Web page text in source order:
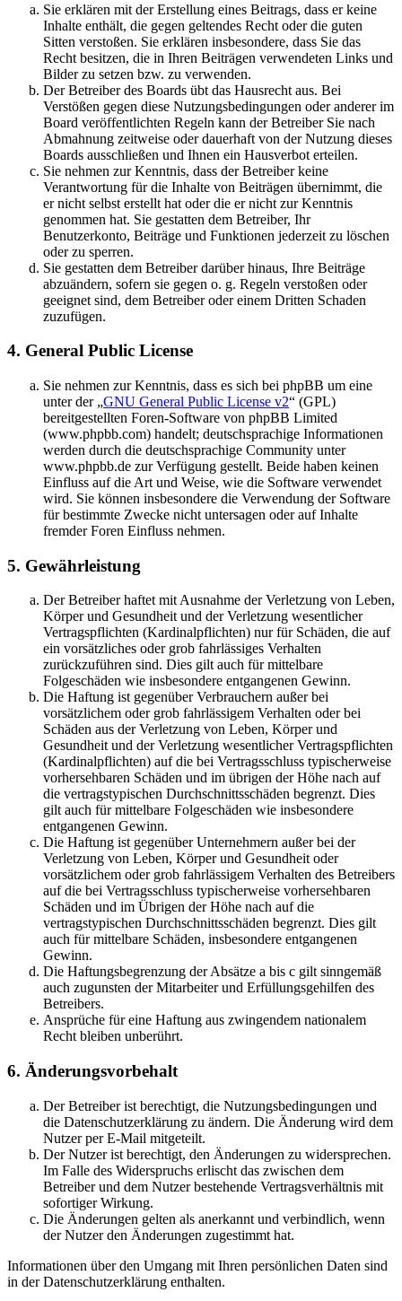
Sie erklären mit der Erstellung eines Beitrags, dass er keine
Inhalte enthält, die gegen geltendes Recht oder die guten
Sitten verstoßen. Sie erklären insbesondere, dass Sie das
Recht besitzen, die in Ihren Beiträgen verwendeten Links und
Bilder zu setzen bzw. zu verwenden.
Der Betreiber des Boards übt das Hausrecht aus. Bei
Verstößen gegen diese Nutzungsbedingungen oder anderer im
Board veröffentlichten Regeln kann der Betreiber Sie nach
Abmahnung zeitweise oder dauerhaft von der Nutzung dieses
Boards ausschließen und Ihnen ein Hausverbot erteilen.
Sie nehmen zur Kenntnis, dass der Betreiber keine
Verantwortung für die Inhalte von Beiträgen übernimmt, die
er nicht selbst erstellt hat oder die er nicht zur Kenntnis
genommen hat. Sie gestatten dem Betreiber, Ihr
Benutzerkonto, Beiträge und Funktionen jederzeit zu löschen
oder zu sperren.
Sie gestatten dem Betreiber darüber hinaus, Ihre Beiträge
abzuändern, sofern sie gegen o. g. Regeln verstoßen oder
geeignet sind, dem Betreiber oder einem Dritten Schaden
zuzufügen.
4. General Public License
Sie nehmen zur Kenntnis, dass es sich bei phpBB um eine
unter der „GNU General Public License v2“ (GPL)
bereitgestellten Foren-Software von phpBB Limited
(www.phpbb.com) handelt; deutschsprachige Informationen
werden durch die deutschsprachige Community unter
www.phpbb.de zur Verfügung gestellt. Beide haben keinen
Einfluss auf die Art und Weise, wie die Software verwendet
wird. Sie können insbesondere die Verwendung der Software
für bestimmte Zwecke nicht untersagen oder auf Inhalte
fremder Foren Einfluss nehmen.
5. Gewährleistung
Der Betreiber haftet mit Ausnahme der Verletzung von Leben,
Körper und Gesundheit und der Verletzung wesentlicher
Vertragspflichten (Kardinalpflichten) nur für Schäden, die auf
ein vorsätzliches oder grob fahrlässiges Verhalten
zurückzuführen sind. Dies gilt auch für mittelbare
Folgeschäden wie insbesondere entgangenen Gewinn.
Die Haftung ist gegenüber Verbrauchern außer bei
vorsätzlichem oder grob fahrlässigem Verhalten oder bei
Schäden aus der Verletzung von Leben, Körper und
Gesundheit und der Verletzung wesentlicher Vertragspflichten
(Kardinalpflichten) auf die bei Vertragsschluss typischerweise
vorhersehbaren Schäden und im übrigen der Höhe nach auf
die vertragstypischen Durchschnittsschäden begrenzt. Dies
gilt auch für mittelbare Folgeschäden wie insbesondere
entgangenen Gewinn.
Die Haftung ist gegenüber Unternehmern außer bei der
Verletzung von Leben, Körper und Gesundheit oder
vorsätzlichem oder grob fahrlässigem Verhalten des Betreibers
auf die bei Vertragsschluss typischerweise vorhersehbaren
Schäden und im Übrigen der Höhe nach auf die
vertragstypischen Durchschnittsschäden begrenzt. Dies gilt
auch für mittelbare Schäden, insbesondere entgangenen
Gewinn.
Die Haftungsbegrenzung der Absätze a bis c gilt sinngemäß
auch zugunsten der Mitarbeiter und Erfüllungsgehilfen des
Betreibers.
Ansprüche für eine Haftung aus zwingendem nationalem
Recht bleiben unberührt.
6. Änderungsvorbehalt
Der Betreiber ist berechtigt, die Nutzungsbedingungen und
die Datenschutzerklärung zu ändern. Die Änderung wird dem
Nutzer per E-Mail mitgeteilt.
Der Nutzer ist berechtigt, den Änderungen zu widersprechen.
Im Falle des Widerspruchs erlischt das zwischen dem
Betreiber und dem Nutzer bestehende Vertragsverhältnis mit
sofortiger Wirkung.
Die Änderungen gelten als anerkannt und verbindlich, wenn
der Nutzer den Änderungen zugestimmt hat.
Informationen über den Umgang mit Ihren persönlichen Daten sind
in der Datenschutzerklärung enthalten.